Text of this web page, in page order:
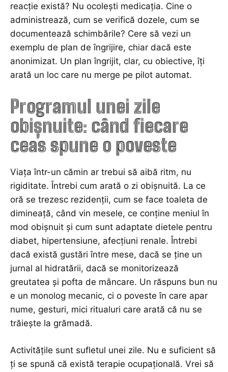
reacție există? Nu ocolești medicația. Cine o
administrează, cum se verifică dozele, cum se
documentează schimbările? Cere să vezi un
exemplu de plan de îngrijire, chiar dacă este
anonimizat. Un plan îngrijit, clar, cu obiective, îți
arată un loc care nu merge pe pilot automat.
Programul unei zile
obișnuite: când fiecare
ceas spune o poveste
Viața într-un cămin ar trebui să aibă ritm, nu
rigiditate. Întrebi cum arată o zi obișnuită. La ce
oră se trezesc rezidenții, cum se face toaleta de
dimineață, când vin mesele, ce conține meniul în
mod obișnuit și cum sunt adaptate dietele pentru
diabet, hipertensiune, afecțiuni renale. Întrebi
dacă există gustări între mese, dacă se ține un
jurnal al hidratării, dacă se monitorizează
greutatea și pofta de mâncare. Un răspuns bun nu
e un monolog mecanic, ci o poveste în care apar
nume, gesturi, mici ritualuri care arată că nu se
trăiește la grămadă.
Activitățile sunt sufletul unei zile. Nu e suficient să
ți se spună că există terapie ocupațională. Vrei să